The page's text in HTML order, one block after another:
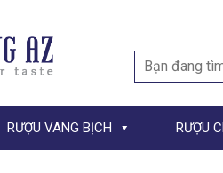
Search
for:
RƯỢU VANG BỊCH RƯỢU